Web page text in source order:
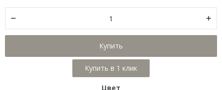
Купить
Цвет